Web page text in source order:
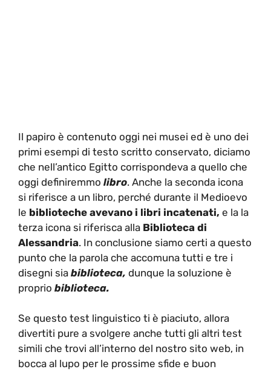
Il papiro è contenuto oggi nei musei ed è uno dei
primi esempi di testo scritto conservato, diciamo
che nell’antico Egitto corrispondeva a quello che
oggi definiremmo libro. Anche la seconda icona
si riferisce a un libro, perché durante il Medioevo
le biblioteche avevano i libri incatenati, e la la
terza icona si riferisca alla Biblioteca di
Alessandria. In conclusione siamo certi a questo
punto che la parola che accomuna tutti e tre i
disegni sia biblioteca, dunque la soluzione è
proprio biblioteca.
Se questo test linguistico ti è piaciuto, allora
divertiti pure a svolgere anche tutti gli altri test
simili che trovi all’interno del nostro sito web, in
bocca al lupo per le prossime sfide e buon